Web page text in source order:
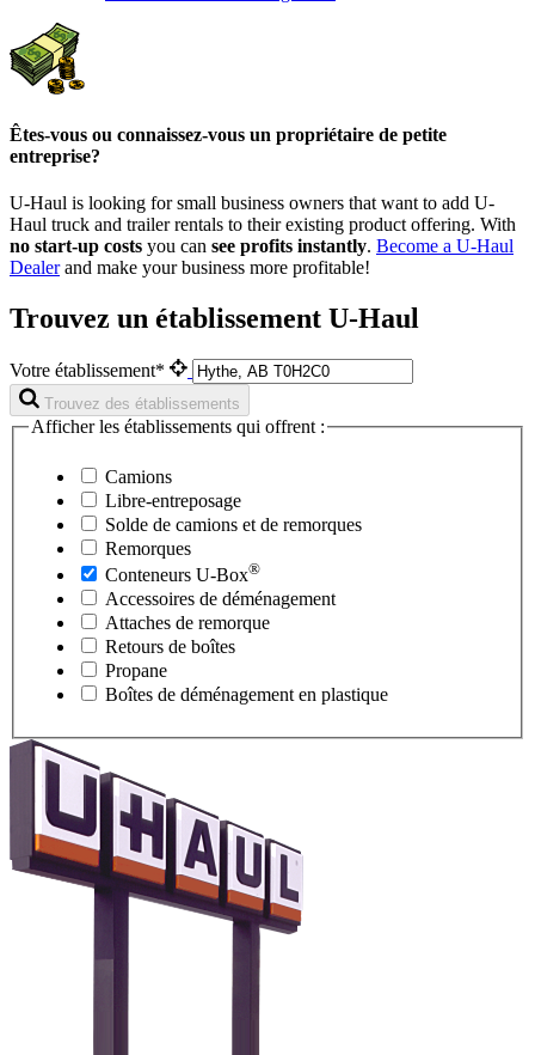
Êtes-vous ou connaissez-vous un propriétaire de petite
entreprise?
U-Haul is looking for small business owners that want to add U-
Haul truck and trailer rentals to their existing product offering. With
no start-up costs you can see profits instantly. Become a U-Haul
Dealerand make your business more profitable!
Trouvez un établissement U-Haul
Votre établissement*
Trouvez des établissements
Afficher les établissements qui offrent :
Camions
Libre-entreposage
Solde de camions et de remorques
Remorques
Conteneurs U-Box®
Accessoires de déménagement
Attaches de remorque
Retours de boîtes
Propane
Boîtes de déménagement en plastique